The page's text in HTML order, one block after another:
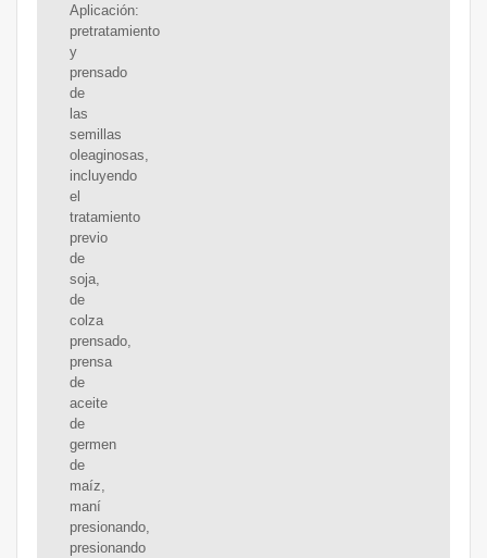
Aplicación:
pretratamiento
y
prensado
de
las
semillas
oleaginosas,
incluyendo
el
tratamiento
previo
de
soja,
de
colza
prensado,
prensa
de
aceite
de
germen
de
maíz,
maní
presionando,
presionando